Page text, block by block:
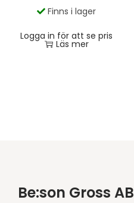
Finns i lager
Logga in för att se pris
Läs mer
Be:son Gross AB